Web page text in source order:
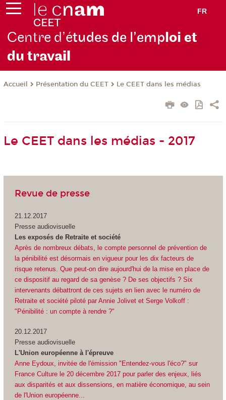
FR
Centre d’études de l’emploi et
du travail
Accueil Présentation du CEET Le CEET dans les médias
Le CEET dans les médias - 2017
Revue de presse
21.12.2017
Presse audiovisuelle
Les exposés de Retraite et société
Après de nombreux débats, le compte personnel de prévention de
la pénibilité est désormais en vigueur pour les dix facteurs de
risque retenus. Que peut-on dire aujourd'hui de la mise en place de
ce dispositif au regard de sa genèse ? De ses objectifs ? Six
intervenants débattront de ces sujets en lien avec le numéro de
Retraite et société piloté par Annie Jolivet et Serge Volkoff :
"Pénibilité : un compte à rendre ?"
20.12.2017
Presse audiovisuelle
L'Union européenne à l'épreuve
Anne Eydoux, invitée de l'émission "Entendez-vous l'éco?" sur
France Culture le 20 décembre 2017 pour parler des enjeux, liés
aux disparités et aux dissensions, en matière économique, au sein
de l'Union européenne...